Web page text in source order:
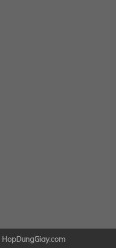
HopDungGiay.com